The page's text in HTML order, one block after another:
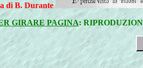
di B. Durante
GIRARE PAGINA: